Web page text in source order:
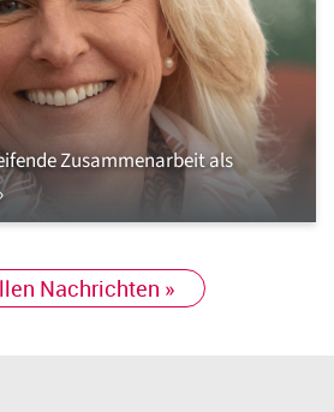
Zusammenarbeit als
Nachrichten »